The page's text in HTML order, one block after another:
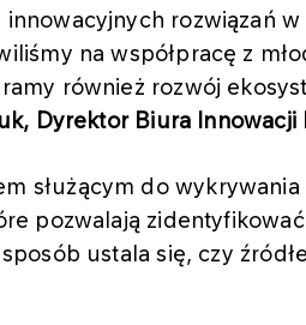
rozwiązań
na współpracę z
również rozwój
Dyrektor Biura Innowacji
służącym do
pozwalają
ustala się, czy